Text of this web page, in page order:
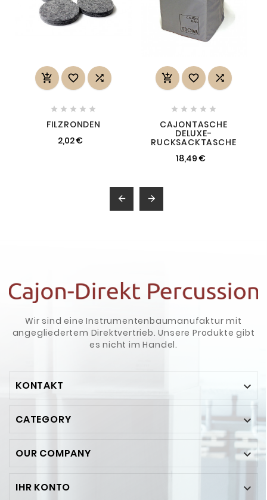
  
    
FILZRONDEN
2,02 €
  
    
CAJONTASCHE
DELUXE-
RUCKSACKTASCHE
18,49 €
 
Wir sind eine Instrumentenbaumanufaktur mit
angegliedertem Direktvertrieb. Unsere Produkte gibt
es nicht im Handel.
KONTAKT 
CATEGORY 
OUR COMPANY 
IHR KONTO 